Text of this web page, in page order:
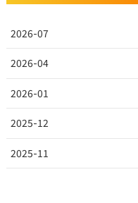
2026-07
2026-04
2026-01
2025-12
2025-11